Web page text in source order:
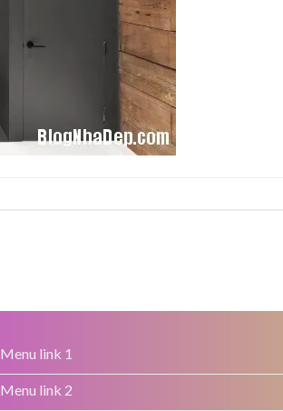
Menu link 1
Menu link 2